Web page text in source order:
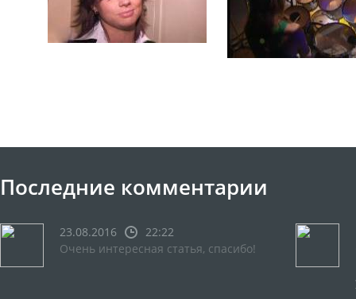
Последние комментарии
23.08.2016
22:22
Очень интересная статья, спасибо!